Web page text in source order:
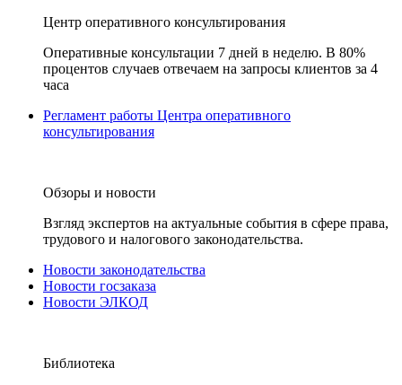
Центр оперативного консультирования
Оперативные консультации 7 дней в неделю. В 80%
процентов случаев отвечаем на запросы клиентов за 4
часа
Регламент работы Центра оперативного
консультирования
Обзоры и новости
Взгляд экспертов на актуальные события в сфере права,
трудового и налогового законодательства.
Новости законодательства
Новости госзаказа
Новости ЭЛКОД
Библиотека